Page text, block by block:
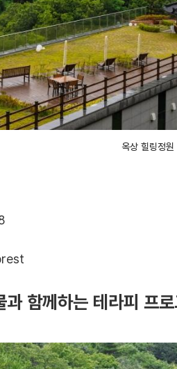
옥상 힐링정원
함께하는 테라피 프